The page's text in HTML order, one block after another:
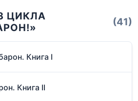
ЦИКЛА
(41)
Книга I
Книга II